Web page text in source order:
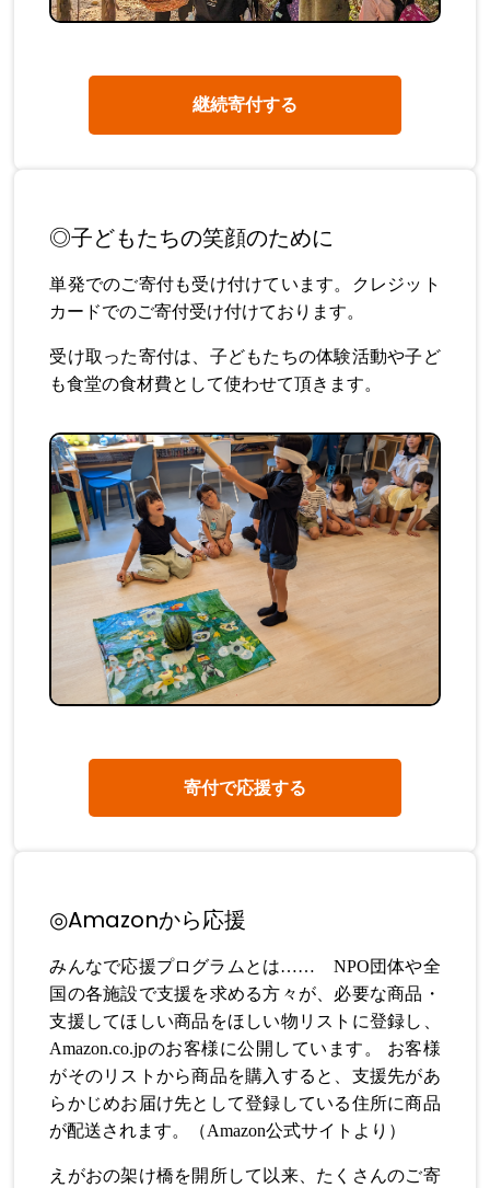
継続寄付する
◎子どもたちの笑顔のために
単発でのご寄付も受け付けています。クレジット
カードでのご寄付受け付けております。
受け取った寄付は、子どもたちの体験活動や子ど
も食堂の食材費として使わせて頂きます。
寄付で応援する
◎Amazonから応援
みんなで応援プログラムとは…… NPO団体や全
国の各施設で支援を求める方々が、必要な商品・
支援してほしい商品をほしい物リストに登録し、
Amazon.co.jpのお客様に公開しています。 お客様
がそのリストから商品を購入すると、支援先があ
らかじめお届け先として登録している住所に商品
が配送されます。（Amazon公式サイトより）
えがおの架け橋を開所して以来、たくさんのご寄